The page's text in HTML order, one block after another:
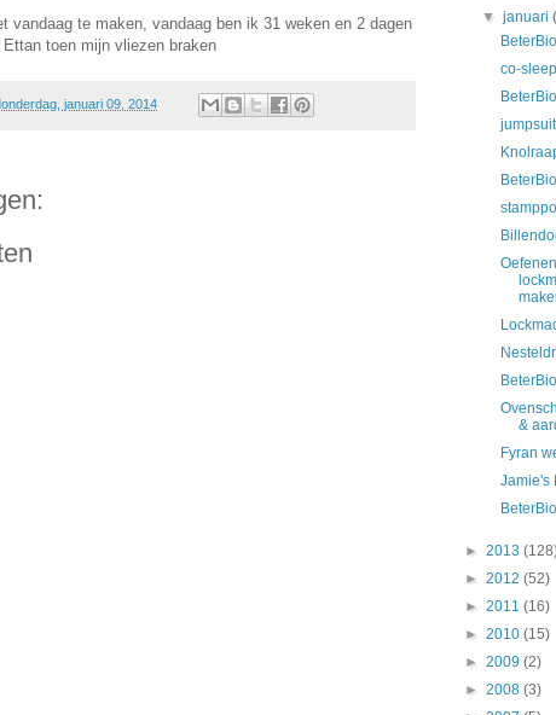
vandaag te maken, vandaag ben ik 31 weken en 2 dagen
toen mijn vliezen braken
januari 09, 2014
▼januari
co-
&
Fyran
Jamie's
► 2013
► 2012 (52)
► 2011 (16)
► 2010 (15)
► 2009 (2)
► 2008 (3)